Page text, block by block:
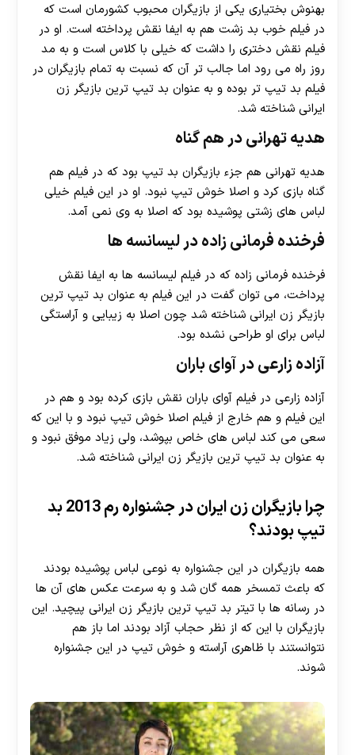
بهنوش بختیاری یکی از بازیگران محبوب کشورمان است که
در فیلم خوب بد زشت هم به ایفا نقش پرداخته است. او در
فیلم نقش دختری را داشت که خیلی با کلاس است و به مد
روز راه می رود اما جالب تر آن که نسبت به تمام بازیگران در
فیلم بد تیپ تر بوده و به عنوان بد تیپ ترین بازیگر زن
ایرانی شناخته شد.
هدیه تهرانی در هم گناه
هدیه تهرانی هم جزء بازیگران بد تیپ بود که در فیلم هم
گناه بازی کرد و اصلا خوش تیپ نبود. او در این فیلم خیلی
لباس های زشتی پوشیده بود که اصلا به وی نمی آمد.
فرخنده فرمانی زاده در لیسانسه ها
فرخنده فرمانی زاده که در فیلم لیسانسه ها به ایفا نقش
پرداخت، می توان گفت در این فیلم به عنوان بد تیپ ترین
بازیگر زن ایرانی شناخته شد چون اصلا به زیبایی و آراستگی
لباس برای او طراحی نشده بود.
آزاده زارعی در آوای باران
آزاده زارعی در فیلم آوای باران نقش بازی کرده بود و هم در
این فیلم و هم خارج از فیلم اصلا خوش تیپ نبود و با این که
سعی می کند لباس های خاص بپوشد، ولی زیاد موفق نبود و
به عنوان بد تیپ ترین بازیگر زن ایرانی شناخته شد.
چرا بازیگران زن ایران در جشنواره رم 2013 بد
تیپ بودند؟
همه بازیگران در این جشنواره به نوعی لباس پوشیده بودند
که باعث تمسخر همه گان شد و به سرعت عکس های آن ها
در رسانه ها با تیتر بد تیپ ترین بازیگر زن ایرانی پیچید. این
بازیگران با این که از نظر حجاب آزاد بودند اما باز هم
نتوانستند با ظاهری آراسته و خوش تیپ در این جشنواره
شوند.